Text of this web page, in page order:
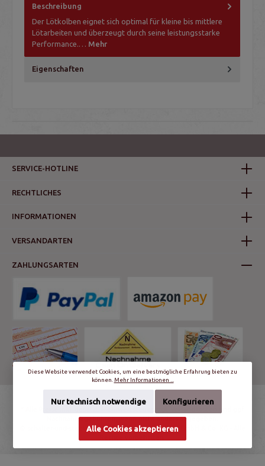
Beschreibung
Der Lötkolben eignet sich optimal für kleine bis mittlere
Lötarbeiten und überzeugt durch seine leistungsstarke
Performance.… Mehr
Eigenschaften
SERVICE-HOTLINE
RECHTLICHES
INFORMATIONEN
VERSANDARTEN
ZAHLUNGSARTEN
Nachnahmegebühren, wenn nicht anders angegeben.
© schalter-und-steckdosen.de | World Trading Net GmbH & Co. KG - Alle
Diese Website verwendet Cookies, um eine bestmögliche Erfahrung bieten zu
können. Mehr Informationen ...
Nur technisch notwendige Konfigurieren
Alle Cookies akzeptieren